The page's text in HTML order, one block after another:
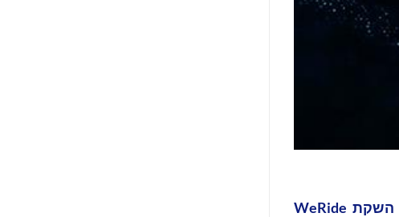
WeRide (HKEX: 0800.HK , נאסד"ק: WRD), מובילה עולמית בטכנולוגיית נהיגה אוטונומית, הכריזה על השקת WeRide